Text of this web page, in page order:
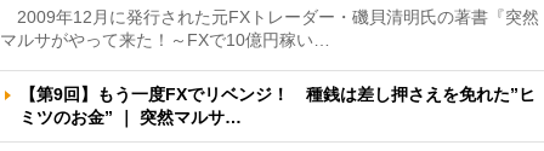
2009年12月に発行された元FXトレーダー・磯貝清明氏の著書『突然
マルサがやって来た！～FXで10億円稼い…
【第9回】もう一度FXでリベンジ！ 種銭は差し押さえを免れた”ヒ
ミツのお金” ｜ 突然マルサ…